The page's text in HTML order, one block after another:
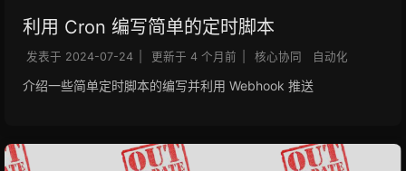
利用 Cron 编写简单的定时脚本
发表于 2024-07-24 更新于 4 个月前 核心协同 自动化
介绍一些简单定时脚本的编写并利用 Webhook 推送